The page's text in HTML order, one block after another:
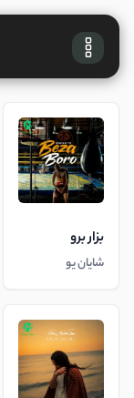
بزار برو
شایان یو